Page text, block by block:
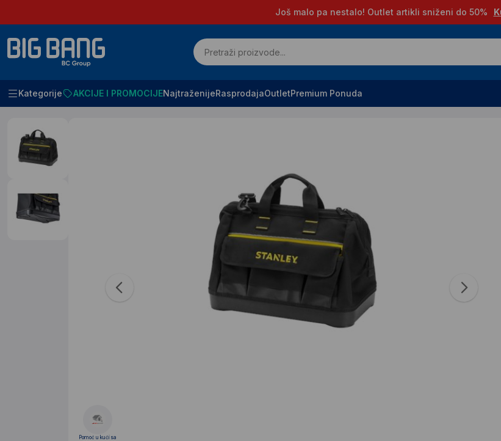
Još malo pa nestalo! Outlet artikli sniženi do 50%
Kategorije AKCIJE I PROMOCIJENajtraženijeRasprodajaOutletPremium Ponuda
Početna ALATI I PRIBOR Odlaganje alata
Pomoć u kući sa